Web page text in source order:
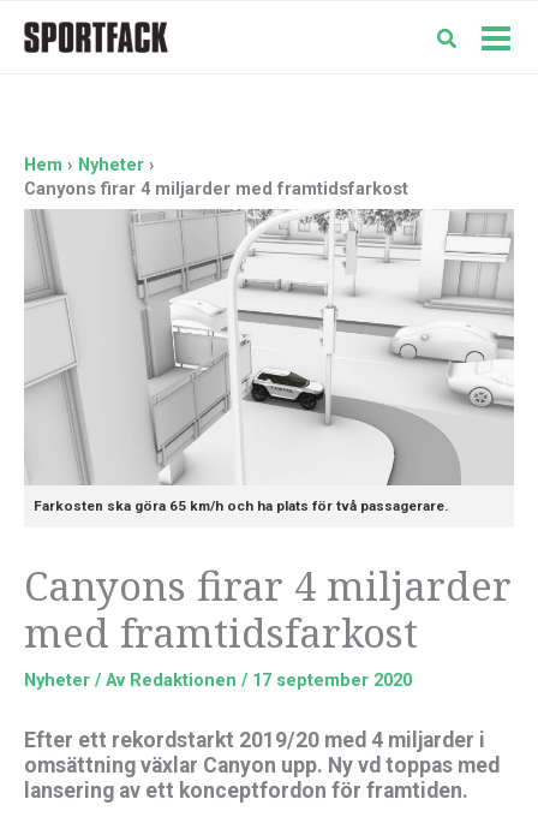
Hem
Nyheter
Canyons firar 4 miljarder med framtidsfarkost
Farkosten ska göra 65 km/h och ha plats för två passagerare.
Canyons firar 4 miljarder
med framtidsfarkost
Nyheter / Av Redaktionen / 17 september 2020
Efter ett rekordstarkt 2019/20 med 4 miljarder i
omsättning växlar Canyon upp. Ny vd toppas med
lansering av ett konceptfordon för framtiden.